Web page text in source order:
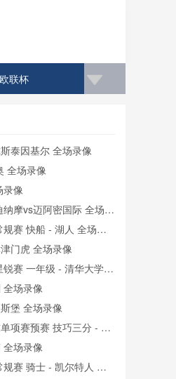
联杯
泰因基尔 全场录像
全场录像
录像
摩vs迈阿密国际 全场录
赛 快船 - 湖人 全场录
门虎 全场录像
赛 一年级 - 清华大学
场录像
堡 全场录像
项赛预赛 技巧三分 - 扣
场录像
赛 骑士 - 凯尔特人 全